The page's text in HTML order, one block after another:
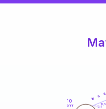
10
anni 11-12,5
19
6
8